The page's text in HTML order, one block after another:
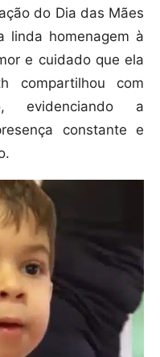
do Dia das Mães
linda homenagem à
e cuidado que ela
compartilhou com
evidenciando a
constante e